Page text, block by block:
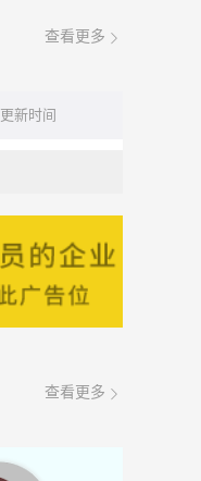
查看更多
更新时间
查看更多